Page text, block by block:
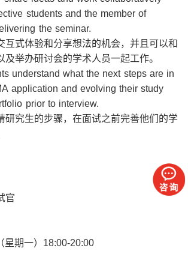
students and the member of
the seminar.
互式体验和分享想法的机会，并且可以和
及举办研讨会的学术人员一起工作。
understand what the next steps are in
application and evolving their study
prior to interview.
研究生的步骤，在面试之前完善他们的学
官
星期一）18:00-20:00